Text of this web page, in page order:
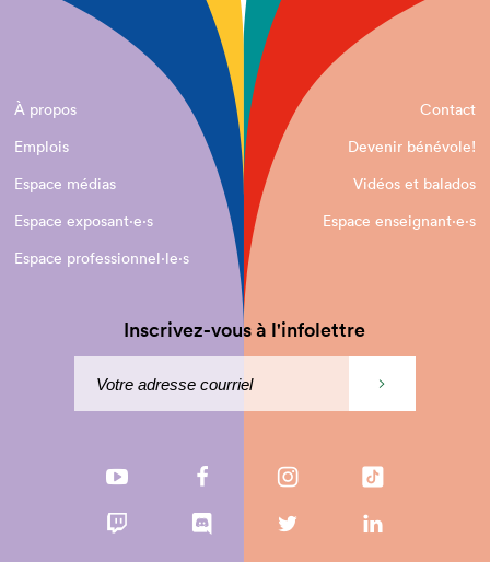
À propos
Contact
Emplois
Devenir bénévole!
Espace médias
Vidéos et balados
Espace exposant·e⋅s
Espace enseignant·e⋅s
Espace professionnel·le⋅s
Inscrivez-vous à l'infolettre